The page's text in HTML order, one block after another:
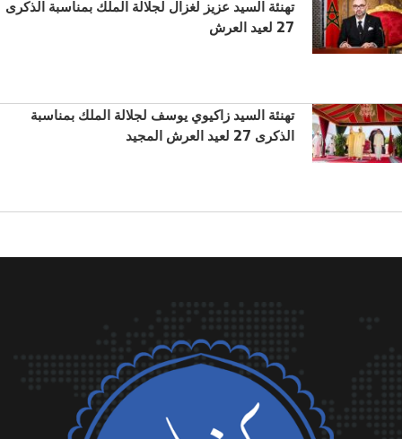
تهنئة السيد عزيز لغزال لجلالة الملك بمناسبة الذكرى
27 لعيد العرش
تهنئة السيد زاكيوي يوسف لجلالة الملك بمناسبة
الذكرى 27 لعيد العرش المجيد